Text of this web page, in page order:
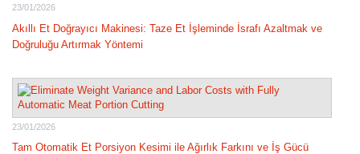
23/01/2026
Akıllı Et Doğrayıcı Makinesi: Taze Et İşleminde İsrafı Azaltmak ve
Doğruluğu Artırmak Yöntemi
23/01/2026
Tam Otomatik Et Porsiyon Kesimi ile Ağırlık Farkını ve İş Gücü